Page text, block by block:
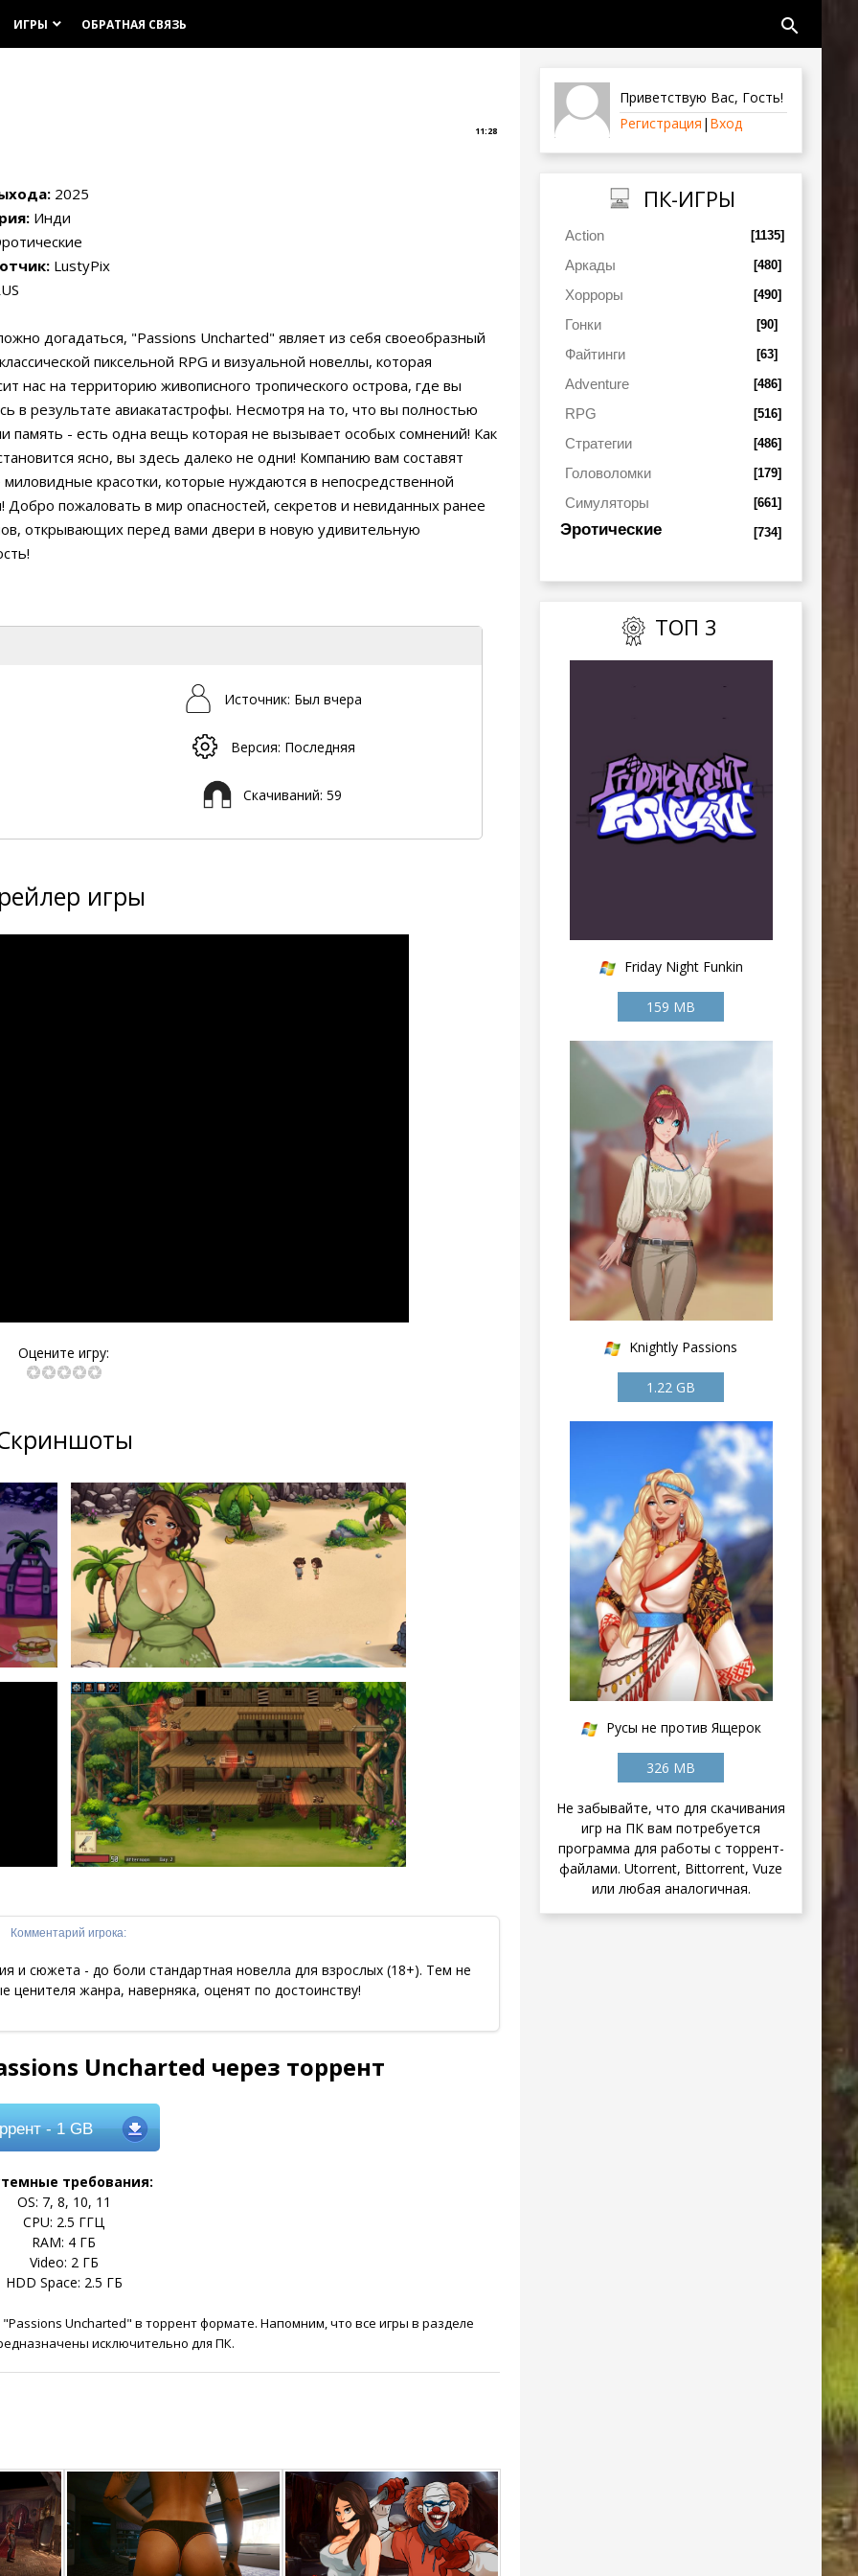
ИГРЫ keyboard_arrow_down ОБРАТНАЯ СВЯЗЬ search
11:28
2025
Инди
LustyPix
догадаться, "Passions Uncharted" являет из себя своеобразный
пиксельной RPG и визуальной новеллы, которая
нас на территорию живописного тропического острова, где вы
в результате авиакатастрофы. Несмотря на то, что вы полностью
память - есть одна вещь которая не вызывает особых сомнений! Как
ясно, вы здесь далеко не одни! Компанию вам составят
миловидные красотки, которые нуждаются в непосредственной
пожаловать в мир опасностей, секретов и невиданных ранее
открывающих перед вами двери в новую удивительную
Источник: Был вчера
Версия: Последняя
Скачиваний: 59
игры
Оцените игру:
Комментарий игрока:
и сюжета - до боли стандартная новелла для взрослых (18+). Тем не
ценителя жанра, наверняка, оценят по достоинству!
Uncharted через торрент
- 1 GB
требования:
OS: 7, 8, 10, 11
CPU: 2.5 ГГЦ
RAM: 4 ГБ
Video: 2 ГБ
HDD Space: 2.5 ГБ
Uncharted" в торрент формате. Напомним, что все игры в разделе
исключительно для ПК.
Приветствую Вас, Гость!
Регистрация | Вход
ПК-ИГРЫ
Action [1135]
Аркады [480]
Хорроры [490]
Гонки [90]
Файтинги [63]
Adventure [486]
RPG [516]
Стратегии [486]
Головоломки [179]
Симуляторы [661]
Эротические [734]
ТОП 3
Friday Night Funkin
159 MB
Knightly Passions
1.22 GB
Русы не против Ящерок
326 MB
Не забывайте, что для скачивания
игр на ПК вам потребуется
программа для работы с торрент-
файлами. Utorrent, Bittorrent, Vuze
или любая аналогичная.